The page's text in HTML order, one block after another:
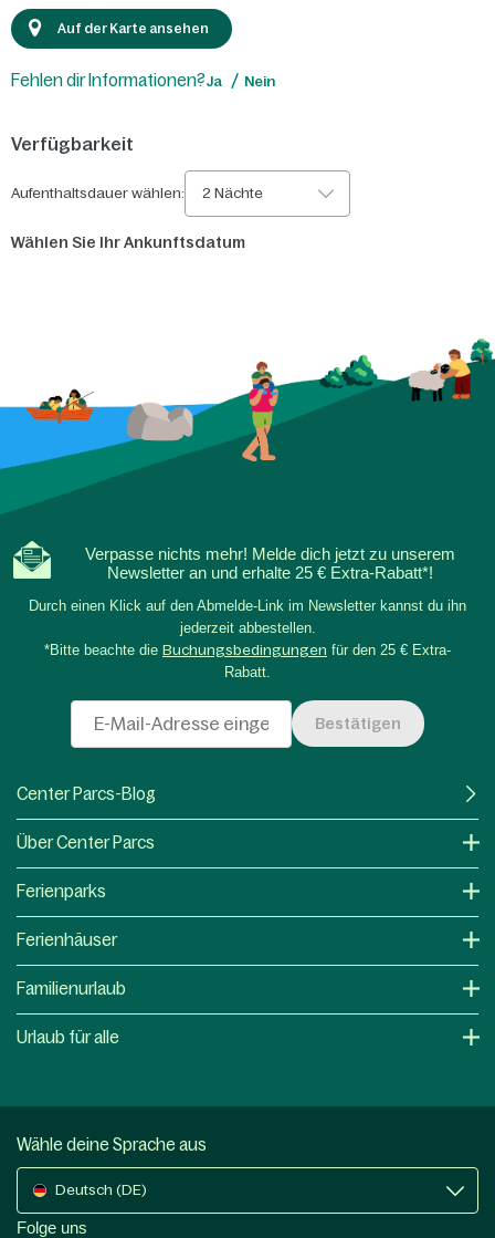
Auf der Karte ansehen
Fehlen dir Informationen?Ja Nein
Verfügbarkeit
Aufenthaltsdauer wählen: 2 Nächte
Wählen Sie Ihr Ankunftsdatum
Verpasse nichts mehr! Melde dich jetzt zu unserem
Newsletter an und erhalte 25 € Extra-Rabatt*!
Durch einen Klick auf den Abmelde-Link im Newsletter kannst du ihn
jederzeit abbestellen.
*Bitte beachte die Buchungsbedingungen für den 25 € Extra-
Rabatt.
Bestätigen
Center Parcs-Blog
Über Center Parcs
Ferienparks
Ferienhäuser
Familienurlaub
Urlaub für alle
Wähle deine Sprache aus
Deutsch (DE)
Folge uns